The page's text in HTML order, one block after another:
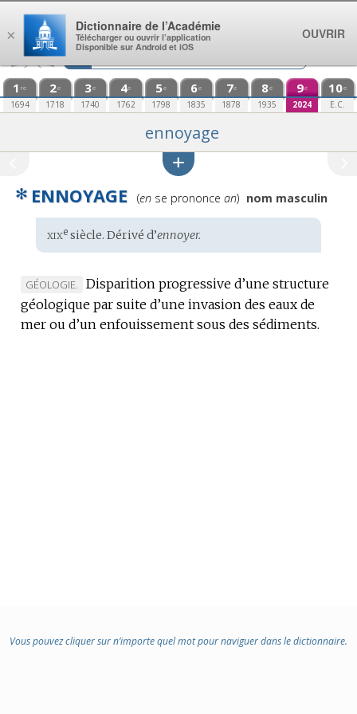
Aller au contenu
1 re
1694
2e
1718
3e
1740
4e
1762
5e
1798
6e
1835
7e
1878
8e
1935
9e
2024
10e
E.C.
ennoyage
✻ ENNOYAGE
Prononciation
(ense prononce an) nom masculin
Étymologie
:
xixesiècle. Dérivé d’ennoyer.
MARQUE
DE
DOMAINE
GÉOLOGIE.
Disparition progressive d’une structure
géologique par suite d’une invasion des eaux de
mer ou d’un enfouissement sous des sédiments.
Vous pouvez cliquer sur n’importe quel mot pour naviguer dans le dictionnaire.
×
Dictionnaire de l’Académie
Télécharger ou ouvrir l’application
Disponible sur Android et iOS
OUVRIR